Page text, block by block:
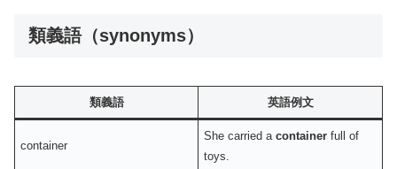
類義語（synonyms）
類義語 英語例文
container
She carried acontainer full of
toys.